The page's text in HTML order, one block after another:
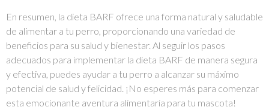
En resumen, la dieta BARF ofrece una forma natural y saludable
de alimentar a tu perro, proporcionando una variedad de
beneficios para su salud y bienestar. Al seguir los pasos
adecuados para implementar la dieta BARF de manera segura
y efectiva, puedes ayudar a tu perro a alcanzar su máximo
potencial de salud y felicidad. ¡No esperes más para comenzar
esta emocionante aventura alimentaria para tu mascota!